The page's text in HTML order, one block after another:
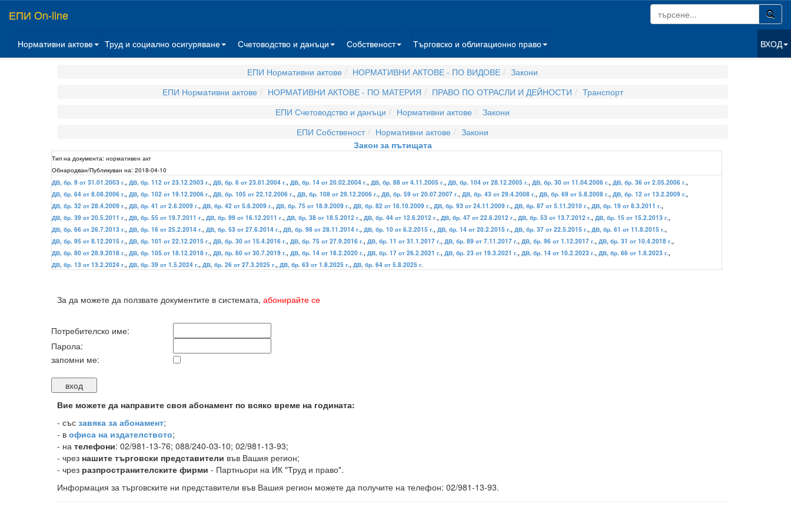
ЕПИ On-line
Нормативни актове Труд и социално осигуряване Счетоводство и данъци Собственост Търговско и облигационно право ВХОД
ЕПИ Нормативни актове НОРМАТИВНИ АКТОВЕ - ПО ВИДОВЕ
Закони
ЕПИ Нормативни актове
НОРМАТИВНИ АКТОВЕ - ПО МАТЕРИЯ ПРАВО ПО ОТРАСЛИ И ДЕЙНОСТИ
Транспорт
ЕПИ Счетоводство и данъци
Нормативни актове
Закони
ЕПИ Собственост
Нормативни актове
Закони
Закон за пътищата
Тип на документа: нормативен акт
Обнародван/Публикуван на: 2018-04-10
ДВ, бр. 9 от 31.01.2003 г., ДВ, бр. 112 от 23.12.2003 г., ДВ, бр. 6 от 23.01.2004 г., ДВ, бр. 14 от 20.02.2004 г., ДВ, бр. 88 от 4.11.2005 г., ДВ, бр. 104 от 28.12.2005 г., ДВ, бр. 30 от 11.04.2006 г., ДВ, бр. 36 от 2.05.2006 г.,
ДВ, бр. 64 от 8.08.2006 г., ДВ, бр. 102 от 19.12.2006 г., ДВ, бр. 105 от 22.12.2006 г., ДВ, бр. 108 от 29.12.2006 г., ДВ, бр. 59 от 20.07.2007 г., ДВ, бр. 43 от 29.4.2008 г., ДВ, бр. 69 от 5.8.2008 г., ДВ, бр. 12 от 13.2.2009 г.,
ДВ, бр. 32 от 28.4.2009 г., ДВ, бр. 41 от 2.6.2009 г., ДВ, бр. 42 от 5.6.2009 г., ДВ, бр. 75 от 18.9.2009 г., ДВ, бр. 82 от 16.10.2009 г., ДВ, бр. 93 от 24.11.2009 г., ДВ, бр. 87 от 5.11.2010 г., ДВ, бр. 19 от 8.3.2011 г.,
ДВ, бр. 39 от 20.5.2011 г., ДВ, бр. 55 от 19.7.2011 г., ДВ, бр. 99 от 16.12.2011 г., ДВ, бр. 38 от 18.5.2012 г., ДВ, бр. 44 от 12.6.2012 г., ДВ, бр. 47 от 22.6.2012 г., ДВ, бр. 53 от 13.7.2012 г., ДВ, бр. 15 от 15.2.2013 г.,
ДВ, бр. 66 от 26.7.2013 г., ДВ, бр. 16 от 25.2.2014 г., ДВ, бр. 53 от 27.6.2014 г., ДВ, бр. 98 от 28.11.2014 г., ДВ, бр. 10 от 6.2.2015 г., ДВ, бр. 14 от 20.2.2015 г., ДВ, бр. 37 от 22.5.2015 г., ДВ, бр. 61 от 11.8.2015 г.,
ДВ, бр. 95 от 8.12.2015 г., ДВ, бр. 101 от 22.12.2015 г., ДВ, бр. 30 от 15.4.2016 г., ДВ, бр. 75 от 27.9.2016 г., ДВ, бр. 11 от 31.1.2017 г., ДВ, бр. 89 от 7.11.2017 г., ДВ, бр. 96 от 1.12.2017 г., ДВ, бр. 31 от 10.4.2018 г.,
ДВ, бр. 80 от 28.9.2018 г., ДВ, бр. 105 от 18.12.2018 г., ДВ, бр. 60 от 30.7.2019 г., ДВ, бр. 14 от 18.2.2020 г., ДВ, бр. 17 от 26.2.2021 г., ДВ, бр. 23 от 19.3.2021 г., ДВ, бр. 14 от 10.2.2023 г., ДВ, бр. 66 от 1.8.2023 г.,
ДВ, бр. 13 от 13.2.2024 г., ДВ, бр. 39 от 1.5.2024 г., ДВ, бр. 26 от 27.3.2025 г., ДВ, бр. 63 от 1.8.2025 г., ДВ, бр. 64 от 5.8.2025 г.
За да можете да ползвате документите в системата, абонирайте се
Потребителско име:
Парола:
запомни ме:
Вие можете да направите своя абонамент по всяко време на годината:
- със завяка за абонамент;
- в офиса на издателството;
- на телефони: 02/981-13-76; 088/240-03-10; 02/981-13-93;
- чрез нашите търговски представители във Вашия регион;
- чрез разпространителските фирми - Партньори на ИК "Труд и право".
Информация за търговските ни представители във Вашия регион можете да получите на телефон: 02/981-13-93.